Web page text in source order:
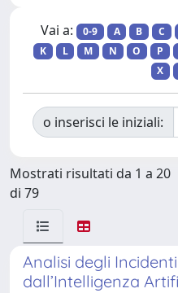
Vai a: 0-9 A B C
K
L M N O P
X
o inserisci le iniziali:
Mostrati risultati da 1 a 20
di 79
Analisi degli
dall’Intelligenza